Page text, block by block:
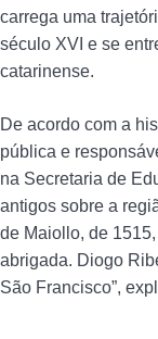
carrega uma
século XVI e se
catarinense.
De acordo com a
pública e
na Secretaria de
antigos sobre a
de Maiollo, de
abrigada. Diogo
São Francisco”,